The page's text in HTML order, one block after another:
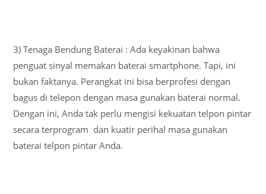
3) Tenaga Bendung Baterai : Ada keyakinan bahwa
penguat sinyal memakan baterai smartphone. Tapi, ini
bukan faktanya. Perangkat ini bisa berprofesi dengan
bagus di telepon dengan masa gunakan baterai normal.
Dengan ini, Anda tak perlu mengisi kekuatan telpon pintar
secara terprogram dan kuatir perihal masa gunakan
baterai telpon pintar Anda.